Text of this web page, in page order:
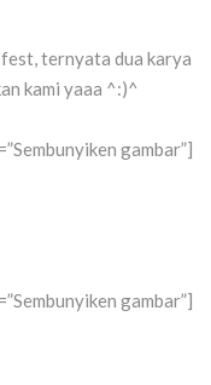
ternyata dua karya
kami yaaa ^:)^
gambar”]
gambar”]